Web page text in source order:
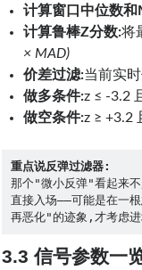
计算窗口中位数和
计算鲁棒Z分数:将
× MAD)
价差过滤:当前实
做多条件:z ≤ -3.2
做空条件:z ≥ +3.2
重点说反弹过滤器:
那个"微小反弹"看起来
直接入场——可能是在一
再恶化"的迹象,才考虑进
3.3 信号参数一